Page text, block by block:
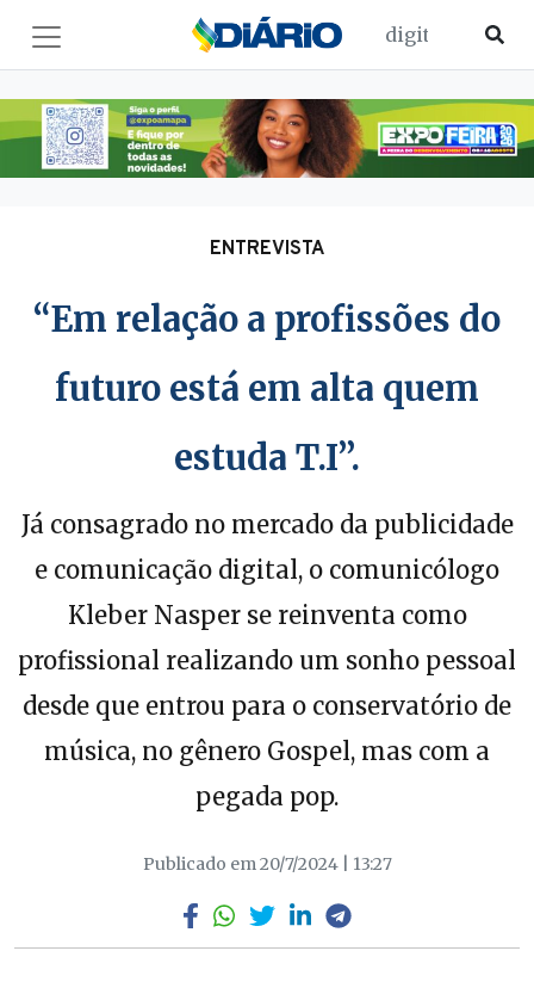
ENTREVISTA
“Em relação a profissões do
futuro está em alta quem
estuda T.I”.
Já consagrado no mercado da publicidade
e comunicação digital, o comunicólogo
Kleber Nasper se reinventa como
profissional realizando um sonho pessoal
desde que entrou para o conservatório de
música, no gênero Gospel, mas com a
pegada pop.
Publicado em 20/7/2024 | 13:27